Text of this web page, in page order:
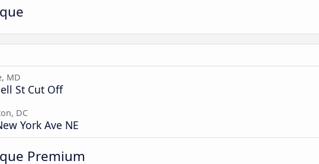
MD
St Cut Off
DC
York Ave NE
Premium